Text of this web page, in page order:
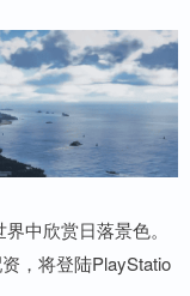
中欣赏日落景色。
，将登陆PlayStatio